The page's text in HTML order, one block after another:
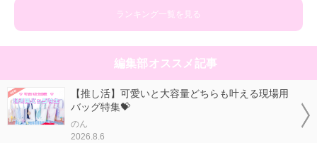
ランキング一覧を見る
編集部オススメ記事
【推し活】可愛いと大容量どちらも叶える現場用
バッグ特集💝
のん
2026.8.6